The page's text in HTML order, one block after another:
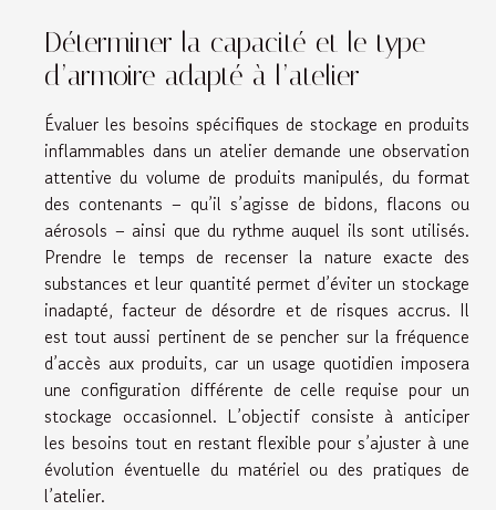
Déterminer la capacité et le type
d’armoire adapté à l’atelier
Évaluer les besoins spécifiques de stockage en produits
inflammables dans un atelier demande une observation
attentive du volume de produits manipulés, du format
des contenants – qu’il s’agisse de bidons, flacons ou
aérosols – ainsi que du rythme auquel ils sont utilisés.
Prendre le temps de recenser la nature exacte des
substances et leur quantité permet d’éviter un stockage
inadapté, facteur de désordre et de risques accrus. Il
est tout aussi pertinent de se pencher sur la fréquence
d’accès aux produits, car un usage quotidien imposera
une configuration différente de celle requise pour un
stockage occasionnel. L’objectif consiste à anticiper
les besoins tout en restant flexible pour s’ajuster à une
évolution éventuelle du matériel ou des pratiques de
l’atelier.